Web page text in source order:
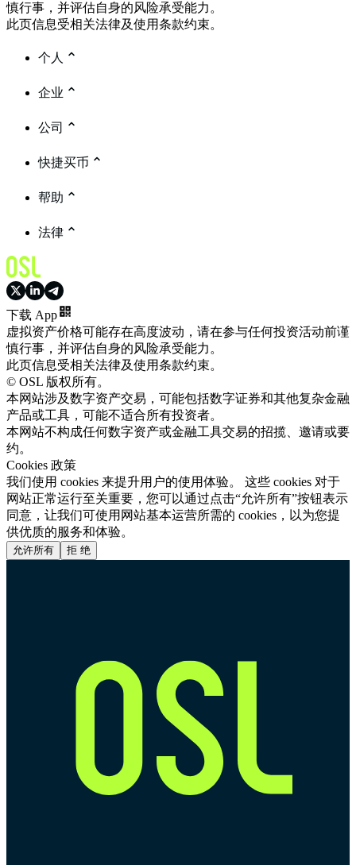
慎行事，并评估自身的风险承受能力。
此页信息受相关法律及使用条款约束。
个人
企业
公司
快捷买币
帮助
法律
下载 App
虚拟资产价格可能存在高度波动，请在参与任何投资活动前谨
慎行事，并评估自身的风险承受能力。
此页信息受相关法律及使用条款约束。
© OSL 版权所有。
本网站涉及数字资产交易，可能包括数字证券和其他复杂金融
产品或工具，可能不适合所有投资者。
本网站不构成任何数字资产或金融工具交易的招揽、邀请或要
约。
Cookies 政策
我们使用 cookies 来提升用户的使用体验。 这些 cookies 对于
网站正常运行至关重要，您可以通过点击“允许所有”按钮表示
同意，让我们可使用网站基本运营所需的 cookies，以为您提
供优质的服务和体验。
允许所有 拒 绝